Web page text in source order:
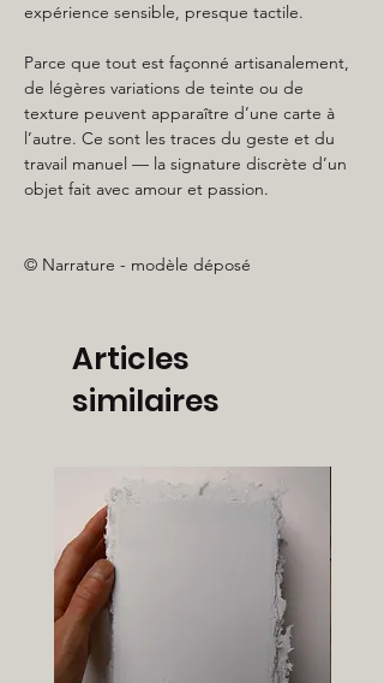
expérience sensible, presque tactile.
Parce que tout est façonné artisanalement,
de légères variations de teinte ou de
texture peuvent apparaître d’une carte à
l’autre. Ce sont les traces du geste et du
travail manuel — la signature discrète d’un
objet fait avec amour et passion.
© Narrature - modèle déposé
Articles
similaires